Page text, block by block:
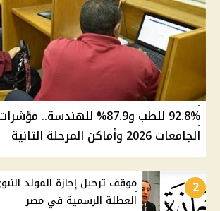
92.8% للطب و87.9% للهندسة..
الجامعات 2026 وأماكن المرحلة الثانية
2
العطلة الرسمية في مصر